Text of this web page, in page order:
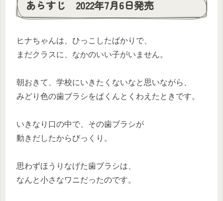
あらすじ 2022年7月6日発売
ヒナちゃんは、ひっこしたばかりで、
まだクラスに、なかのいい子がいません。
朝おきて、学校にいきたくないなと思いながら、
みどり色の歯ブラシをぱくんとくわえたときです。
いきなり口の中で、その歯ブラシが
動きだしたからびっくり。
思わずほうりなげた歯ブラシは、
なんと小さなワニだったのです。